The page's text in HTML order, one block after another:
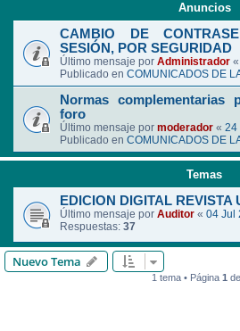
Anuncios
CAMBIO DE
SESIÓN, POR SEGURIDAD
Último mensaje por Administrador «
Publicado en COMUNICADOS DE
Normas complementarias
foro
Último mensaje por moderador « 24
Publicado en COMUNICADOS DE
Temas
EDICION DIGITAL REVISTA
Último mensaje por Auditor « 04 Jul
Respuestas: 37
Nuevo Tema
1 tema • Página 1 de